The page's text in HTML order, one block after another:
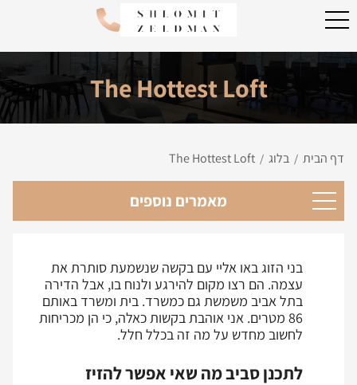
The Hottest Loft
דף הבית / בלוג /
The Hottest Loft
מאמרים נוספים
בני הזוג באו אליי עם בקשה שנשמעת סותרת את
עצמה. הם רצו מקום להירגע ולנוח בו, אבל הדירה
בתל אביב משמשת גם כמשרד. בית ומשרד באותם
86 מטרים. אני אוהבת בקשות כאלה, כי הן מכריחות
לחשוב מחדש על מה זה בכלל חלל.
לתכנן סביב מה שאי אפשר להזיז